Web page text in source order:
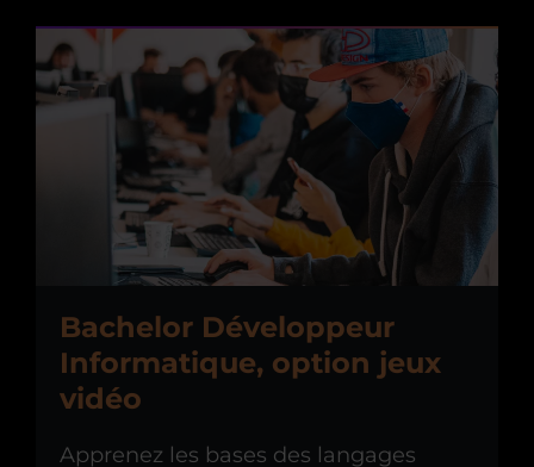
Bachelor Développeur
Informatique, option jeux
vidéo
Apprenez les bases des langages